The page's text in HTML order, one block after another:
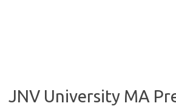
JNV University MA